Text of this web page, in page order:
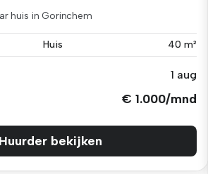
huis in Gorinchem
Huis 40 m²
1 aug
€ 1.000/mnd
Huurder bekijken